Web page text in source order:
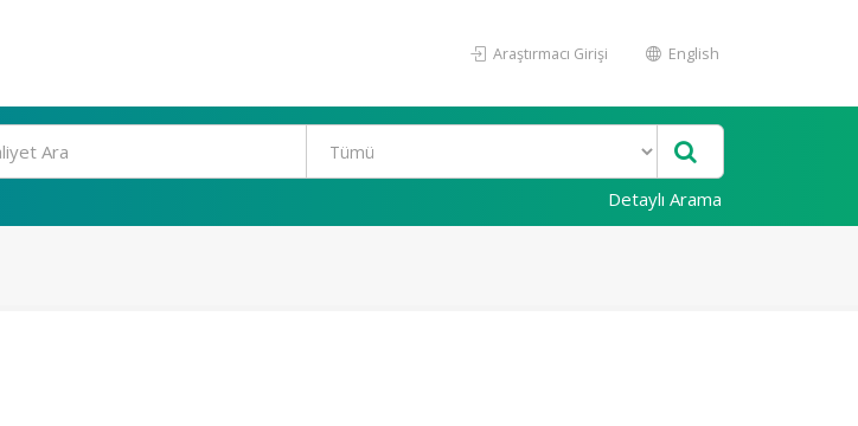
Araştırmacı Girişi English
Detaylı Arama